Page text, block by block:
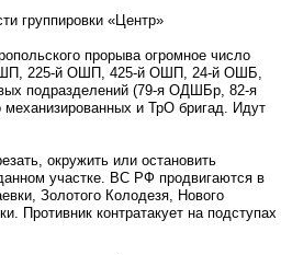
группировки «Центр»
прорыва огромное число
225-й ОШП, 425-й ОШП, 24-й ОШБ,
подразделений (79-я ОДШБр, 82-я
и ТрО бригад. Идут
окружить или остановить
участке. ВС РФ продвигаются в
Золотого Колодезя, Нового
Противник контратакует на подступах